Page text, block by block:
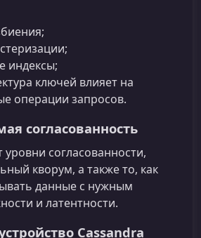
индексы;
ключей влияет на
операции запросов.
согласованность
уровни согласованности,
кворум, а также то, как
данные с нужным
и латентности.
Cassandra